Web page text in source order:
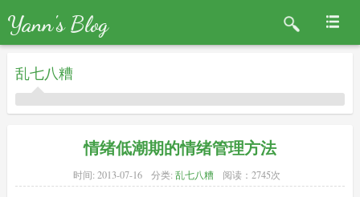
Yann's Blog
乱七八糟
情绪低潮期的情绪管理方法
时间: 2013-07-16 分类: 乱七八糟 阅读：2745次